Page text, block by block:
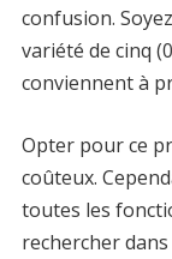
confusion.
variété de cinq
conviennent à
Opter pour ce
coûteux.
toutes les
rechercher